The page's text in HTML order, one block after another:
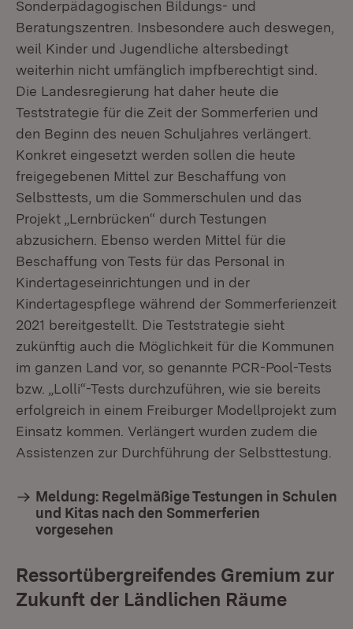
Sonderpädagogischen Bildungs- und
Beratungszentren. Insbesondere auch deswegen,
weil Kinder und Jugendliche altersbedingt
weiterhin nicht umfänglich impfberechtigt sind.
Die Landesregierung hat daher heute die
Teststrategie für die Zeit der Sommerferien und
den Beginn des neuen Schuljahres verlängert.
Konkret eingesetzt werden sollen die heute
freigegebenen Mittel zur Beschaffung von
Selbsttests, um die Sommerschulen und das
Projekt „Lernbrücken“ durch Testungen
abzusichern. Ebenso werden Mittel für die
Beschaffung von Tests für das Personal in
Kindertageseinrichtungen und in der
Kindertagespflege während der Sommerferienzeit
2021 bereitgestellt. Die Teststrategie sieht
zukünftig auch die Möglichkeit für die Kommunen
im ganzen Land vor, so genannte PCR-Pool-Tests
bzw. „Lolli“-Tests durchzuführen, wie sie bereits
erfolgreich in einem Freiburger Modellprojekt zum
Einsatz kommen. Verlängert wurden zudem die
Assistenzen zur Durchführung der Selbsttestung.
Meldung: Regelmäßige Testungen in Schulen
und Kitas nach den Sommerferien
vorgesehen
Ressortübergreifendes Gremium zur
Zukunft der Ländlichen Räume